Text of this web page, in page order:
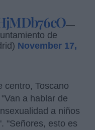
—
de
November 17,
centro, Toscano
a hablar de
a niños
"Señores, esto es